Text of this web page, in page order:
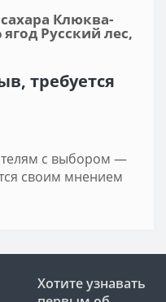
Клюква-
Русский лес,
требуется
с выбором —
своим мнением
Хотите узнавать